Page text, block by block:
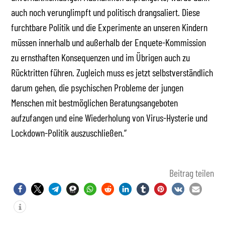
auch noch verunglimpft und politisch drangsaliert. Diese
furchtbare Politik und die Experimente an unseren Kindern
müssen innerhalb und außerhalb der Enquete-Kommission
zu ernsthaften Konsequenzen und im Übrigen auch zu
Rücktritten führen. Zugleich muss es jetzt selbstverständlich
darum gehen, die psychischen Probleme der jungen
Menschen mit bestmöglichen Beratungsangeboten
aufzufangen und eine Wiederholung von Virus-Hysterie und
Lockdown-Politik auszuschließen.“
Beitrag teilen